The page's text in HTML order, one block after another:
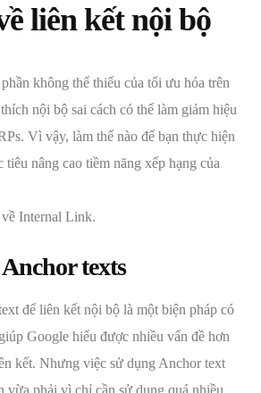
liên kết nội bộ
không thể thiếu của tối ưu hóa trên
nội bộ sai cách có thể làm giảm hiệu
Vì vậy, làm thế nào để bạn thực hiện
nâng cao tiềm năng xếp hạng của
Internal Link.
texts
để liên kết nội bộ là một biện pháp có
Google hiểu được nhiều vấn đề hơn
kết. Nhưng việc sử dụng Anchor text
vừa phải vì chỉ cần sử dụng quá nhiều